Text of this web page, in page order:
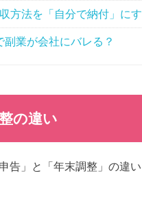
方法を「自分で納付」に
副業が会社にバレる？
の違い
告」と「年末調整」の違い